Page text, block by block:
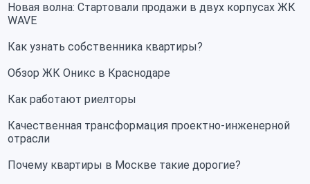
Новая волна: Стартовали продажи в двух корпусах ЖК
WAVE
Как узнать собственника квартиры?
Обзор ЖК Оникс в Краснодаре
Как работают риелторы
Качественная трансформация проектно-инженерной
отрасли
Почему квартиры в Москве такие дорогие?